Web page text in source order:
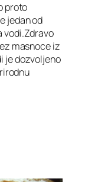
proto
jedan od
vodi.Zdravo
masnoce iz
je dozvoljeno